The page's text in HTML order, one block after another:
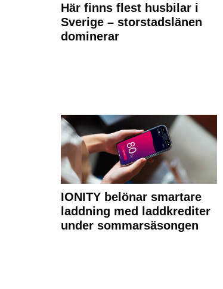
Här finns flest husbilar i
Sverige – storstadslänen
dominerar
IONITY belönar smartare
laddning med laddkrediter
under sommarsäsongen